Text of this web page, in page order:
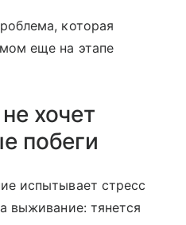
которая
еще на этапе
хочет
побеги
испытывает стресс
выживание: тянется